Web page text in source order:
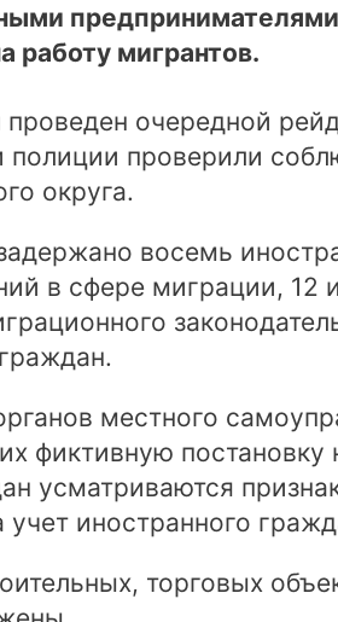
работу мигрантов.
проведен очередной
полиции проверили
округа.
восемь
в сфере миграции, 12
местного
фиктивную постановку
усматриваются
учет иностранного
торговых